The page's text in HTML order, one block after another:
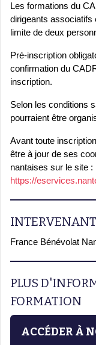
Les formations du
dirigeants associatifs
limite de deux
Pré-inscription
confirmation du
inscription.
Selon les conditions
pourraient être
Avant toute
être à jour de ses
nantaises sur le site :
https://
INTERVENANT
France Bénévolat
PLUS
FORMATION
ACCÉDER À